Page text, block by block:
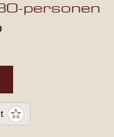
personen